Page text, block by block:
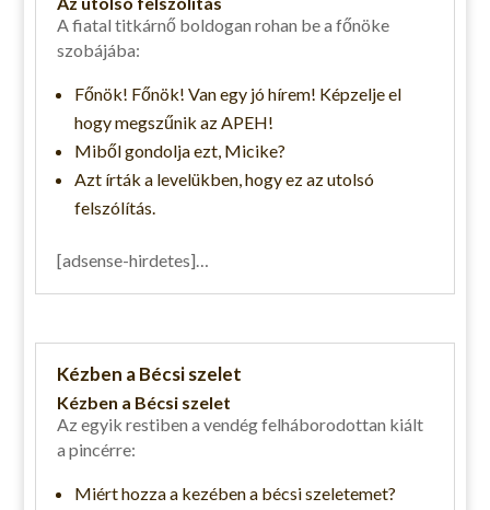
A fiatal titkárnő boldogan rohan be a főnöke
szobájába:
Főnök! Főnök! Van egy jó hírem! Képzelje el
hogy megszűnik az APEH!
Miből gondolja ezt, Micike?
Azt írták a levelükben, hogy ez az utolsó
felszólítás.
[adsense-hirdetes]…
Kézben a Bécsi szelet
Kézben a Bécsi szelet
Az egyik restiben a vendég felháborodottan kiált
a pincérre:
Miért hozza a kezében a bécsi szeletemet?